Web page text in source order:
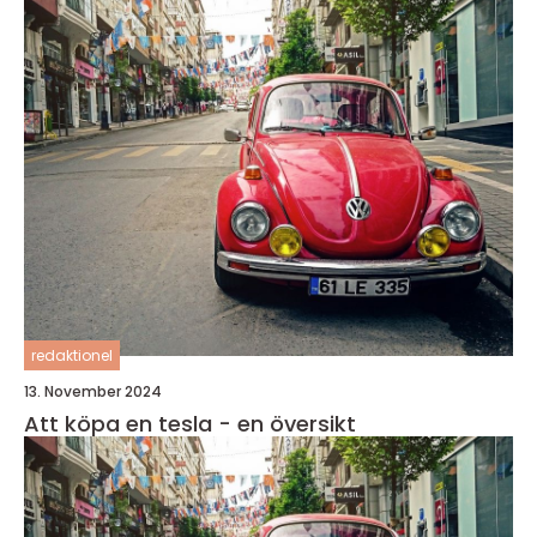
redaktionel
13. November 2024
Att köpa en tesla - en översikt